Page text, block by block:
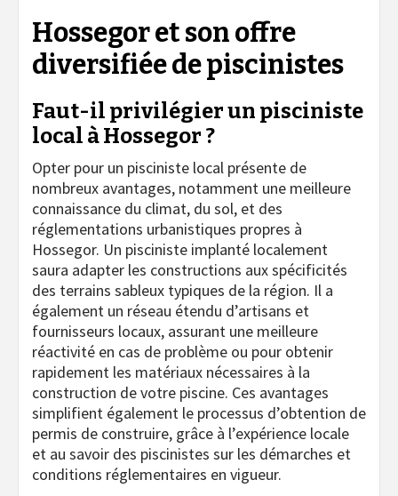
Hossegor et son offre
diversifiée de piscinistes
Faut-il privilégier un pisciniste
local à Hossegor ?
Opter pour un pisciniste local présente de
nombreux avantages, notamment une meilleure
connaissance du climat, du sol, et des
réglementations urbanistiques propres à
Hossegor. Un pisciniste implanté localement
saura adapter les constructions aux spécificités
des terrains sableux typiques de la région. Il a
également un réseau étendu d’artisans et
fournisseurs locaux, assurant une meilleure
réactivité en cas de problème ou pour obtenir
rapidement les matériaux nécessaires à la
construction de votre piscine. Ces avantages
simplifient également le processus d’obtention de
permis de construire, grâce à l’expérience locale
et au savoir des piscinistes sur les démarches et
conditions réglementaires en vigueur.